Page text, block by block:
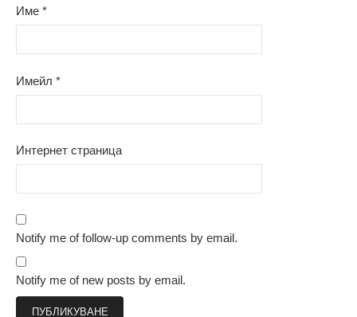
Име *
Имейл *
Интернет страница
Notify me of follow-up comments by email.
Notify me of new posts by email.